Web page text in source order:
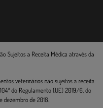
Sujeitos a Receita Médica através da
veterinários não sujeitos a receita
do Regulamento (UE) 2019/6, do
dezembro de 2018.